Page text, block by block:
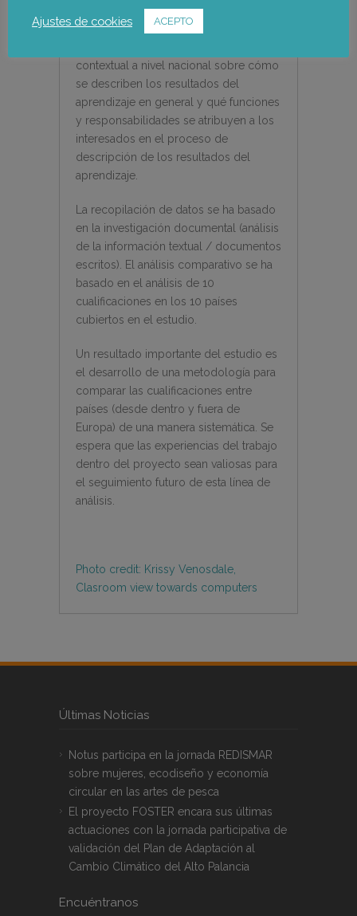
perfil de las cualificaciones, intenciones
de los resultados de aprendizaje). Esta
contextual a nivel nacional sobre cómo
se describen los resultados del
aprendizaje en general y qué funciones
y responsabilidades se atribuyen a los
interesados en el proceso de
descripción de los resultados del
aprendizaje.
La recopilación de datos se ha basado
en la investigación documental (análisis
de la información textual / documentos
escritos). El análisis comparativo se ha
basado en el análisis de 10
cualificaciones en los 10 países
cubiertos en el estudio.
Un resultado importante del estudio es
el desarrollo de una metodología para
comparar las cualificaciones entre
países (desde dentro y fuera de
Europa) de una manera sistemática. Se
espera que las experiencias del trabajo
dentro del proyecto sean valiosas para
el seguimiento futuro de esta línea de
análisis.
Photo credit: Krissy Venosdale,
Clasroom view towards computers
Últimas Noticias
Notus participa en la jornada REDISMAR
sobre mujeres, ecodiseño y economía
circular en las artes de pesca
El proyecto FOSTER encara sus últimas
actuaciones con la jornada participativa de
validación del Plan de Adaptación al
Cambio Climático del Alto Palancia
Encuéntranos
Ajustes de cookies ACEPTO